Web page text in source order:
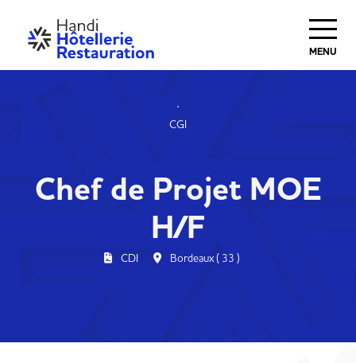
MENU
CGI
Chef de Projet MOE
H/F
CDI Bordeaux ( 33 )